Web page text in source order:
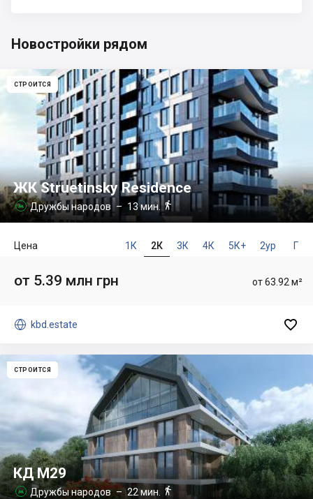
Новостройки рядом
СТРОИТСЯ
ЖК Struetinsky Residence
 Дружбы народов – 13 мин.
1К 2К 3К 4К 5К+ 2ур Г
Цена
от 63.92 м²
от 5.39 млн грн
 kbd.estate 
СТРОИТСЯ
КД M29
 Дружбы народов– 22 мин. 